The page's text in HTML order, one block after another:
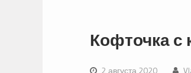
Кофточка с
2 августа 2020